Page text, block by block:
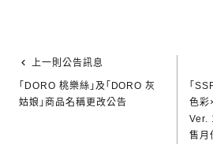
上一則公告訊息
「DORO 桃樂絲」及「DORO 灰
姑娘」商品名稱更改公告
「
色彩
Ver.
售月